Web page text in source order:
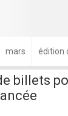
mars édition
billets